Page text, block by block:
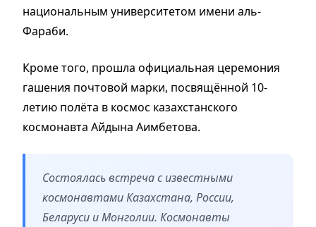
национальным университетом имени аль-
Фараби.
Кроме того, прошла официальная церемония
гашения почтовой марки, посвящённой 10-
летию полёта в космос казахстанского
космонавта Айдына Аимбетова.
Состоялась встреча с известными
космонавтами Казахстана, России,
Беларуси и Монголии. Космонавты